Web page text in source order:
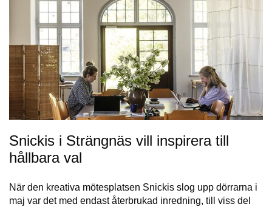
Snickis i Strängnäs vill inspirera till
hållbara val
När den kreativa mötesplatsen Snickis slog upp dörrarna i
maj var det med endast återbrukad inredning, till viss del